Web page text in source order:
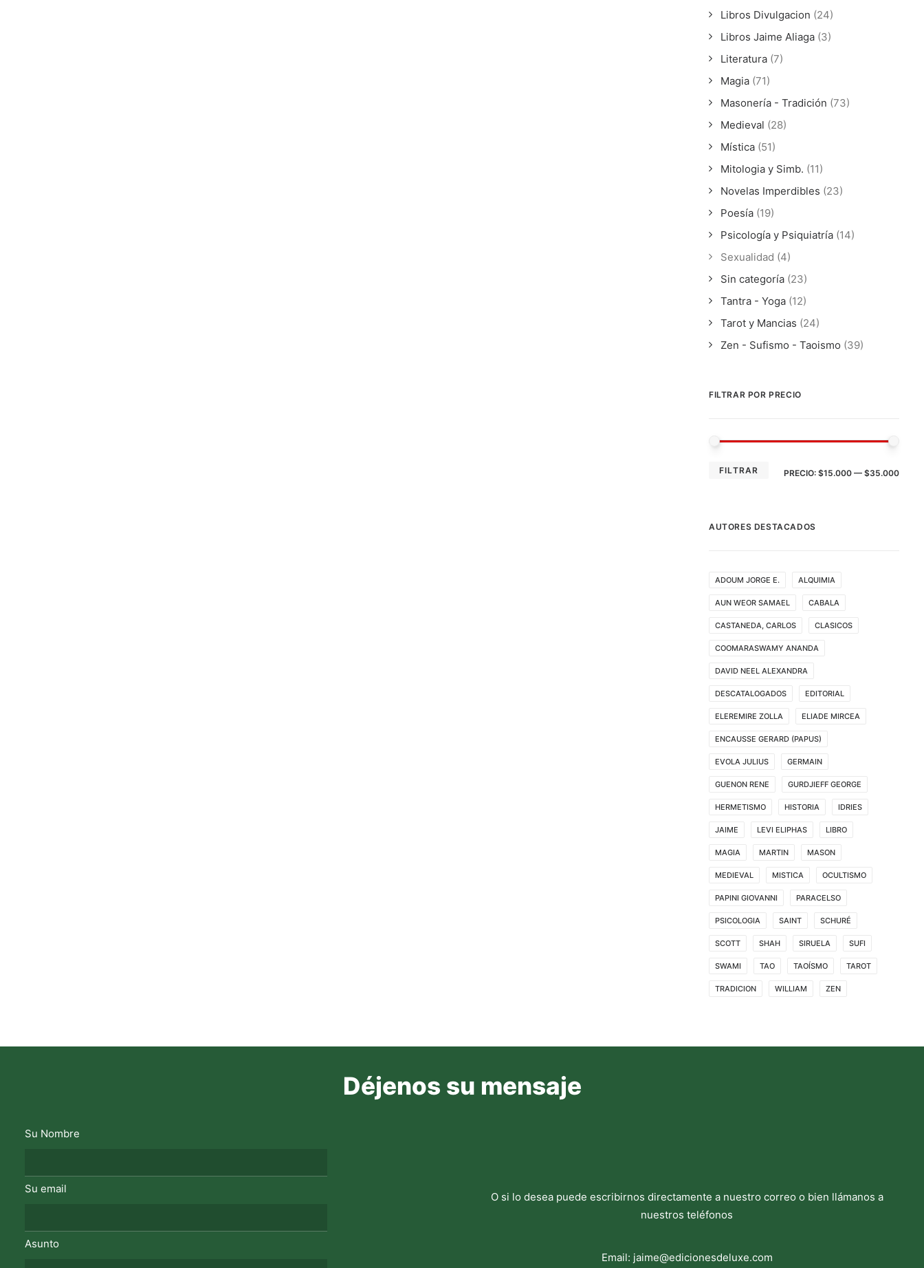
Libros Divulgacion (24)
Libros Jaime Aliaga (3)
Literatura (7)
Magia (71)
Masonería - Tradición (73)
Medieval (28)
Mística (51)
Mitologia y Simb. (11)
Novelas Imperdibles (23)
Poesía (19)
Psicología y Psiquiatría (14)
Sexualidad (4)
Sin categoría (23)
Tantra - Yoga (12)
Tarot y Mancias (24)
Zen - Sufismo - Taoismo (39)
FILTRAR POR PRECIO
FILTRAR PRECIO: $15.000 — $35.000
AUTORES DESTACADOS
ADOUM JORGE E. ALQUIMIA
AUN WEOR SAMAEL CABALA
CASTANEDA, CARLOS CLASICOS
COOMARASWAMY ANANDA
DAVID NEEL ALEXANDRA
DESCATALOGADOS EDITORIAL
ELEREMIRE ZOLLA ELIADE MIRCEA
ENCAUSSE GERARD (PAPUS)
EVOLA JULIUS GERMAIN
GUENON RENE GURDJIEFF GEORGE
HERMETISMO HISTORIA IDRIES
JAIME LEVI ELIPHAS LIBRO
MAGIA MARTIN MASON
MEDIEVAL MISTICA OCULTISMO
PAPINI GIOVANNI PARACELSO
PSICOLOGIA SAINT SCHURÉ
SCOTT SHAH SIRUELA SUFI
SWAMI TAO TAOÍSMO TAROT
TRADICION WILLIAM ZEN
Déjenos su mensaje
Su Nombre
Su email
Asunto
O si lo desea puede escribirnos directamente a nuestro correo o bien llámanos a
nuestros teléfonos
Email: jaime@edicionesdeluxe.com